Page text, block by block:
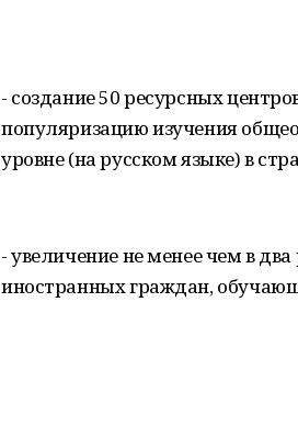
- создание 50 ресурсных
популяризацию изучения
уровне (на русском языке) в
- увеличение не менее чем в
иностранных граждан,